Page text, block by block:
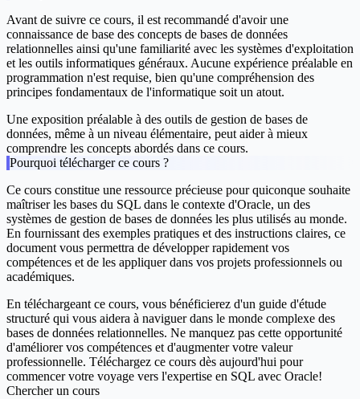
Avant de suivre ce cours, il est recommandé d'avoir une
connaissance de base des concepts de bases de données
relationnelles ainsi qu'une familiarité avec les systèmes d'exploitation
et les outils informatiques généraux. Aucune expérience préalable en
programmation n'est requise, bien qu'une compréhension des
principes fondamentaux de l'informatique soit un atout.
Une exposition préalable à des outils de gestion de bases de
données, même à un niveau élémentaire, peut aider à mieux
comprendre les concepts abordés dans ce cours.
Pourquoi télécharger ce cours ?
Ce cours constitue une ressource précieuse pour quiconque souhaite
maîtriser les bases du SQL dans le contexte d'Oracle, un des
systèmes de gestion de bases de données les plus utilisés au monde.
En fournissant des exemples pratiques et des instructions claires, ce
document vous permettra de développer rapidement vos
compétences et de les appliquer dans vos projets professionnels ou
académiques.
En téléchargeant ce cours, vous bénéficierez d'un guide d'étude
structuré qui vous aidera à naviguer dans le monde complexe des
bases de données relationnelles. Ne manquez pas cette opportunité
d'améliorer vos compétences et d'augmenter votre valeur
professionnelle. Téléchargez ce cours dès aujourd'hui pour
commencer votre voyage vers l'expertise en SQL avec Oracle!
Chercher un cours